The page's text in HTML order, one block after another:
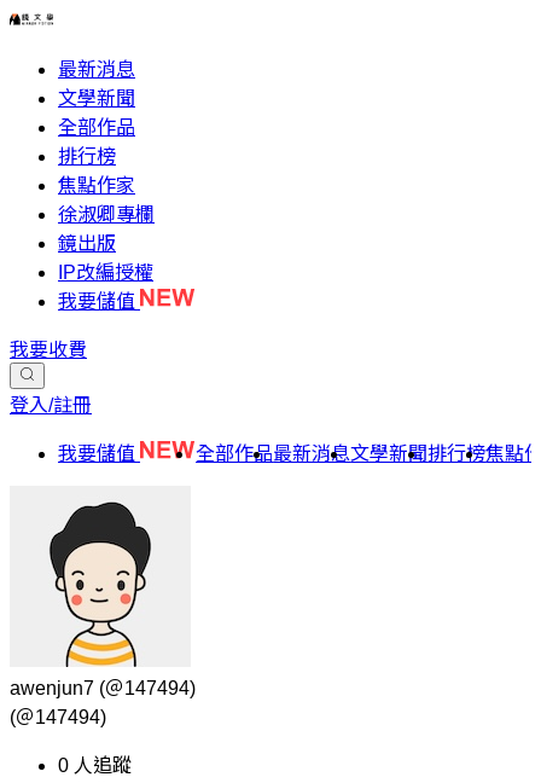
最新消息
文學新聞
全部作品
排行榜
焦點作家
徐淑卿專欄
鏡出版
IP改編授權
我要儲值
我要收費
登入/註冊
我要儲值 全部作品最新消息文學新聞排行榜焦點
awenjun7 (＠147494)
(＠147494)
0 人追蹤